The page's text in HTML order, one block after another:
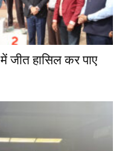
जीत हासिल कर पाए